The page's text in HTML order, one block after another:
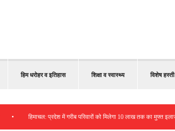
हिम धरोहर व इतिहास शिक्षा व स्वास्थ्य विशेष हस्ती
हिमाचल: प्रदेश में गरीब परिवारों को मिलेगा 10 लाख तक का मुफ्त इलाज •